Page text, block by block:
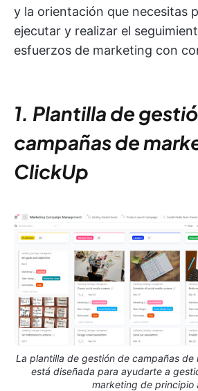
y la orientación que necesitas
ejecutar y realizar el
esfuerzos de marketing con
1. Plantilla de
campañas de
ClickUp
La plantilla de gestión de campañas
está diseñada para ayudarte a
marketing de principio